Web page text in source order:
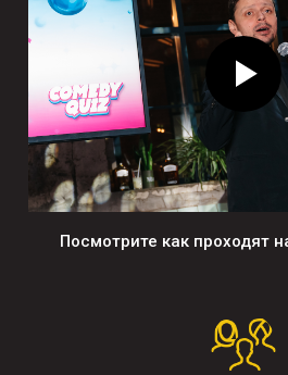
Посмотрите как проходят